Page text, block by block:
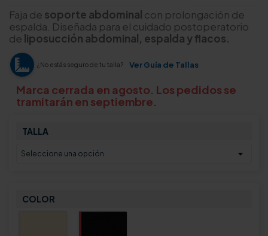
Faja de soporte abdominal con prolongación de
espalda. Diseñada para el cuidado postoperatorio
de liposucción abdominal, espalda y flacos.
¿No estás seguro de tu talla? Ver Guía de Tallas
Marca cerrada en agosto. Los pedidos se
tramitarán en septiembre.
TALLA
COLOR